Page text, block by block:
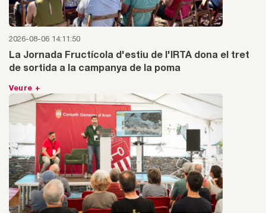
2026-08-06 14:11:50
La Jornada Fructícola d'estiu de l'IRTA dona el tret
de sortida a la campanya de la poma
Veure +